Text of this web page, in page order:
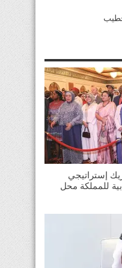
إستراتيجي
للمملكة محل